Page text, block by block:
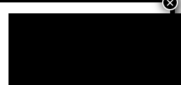
Hogar Dulce
IAP se ha
como un
de protección y
para niñas y